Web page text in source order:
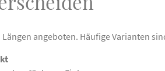
angeboten. Häufige Varianten